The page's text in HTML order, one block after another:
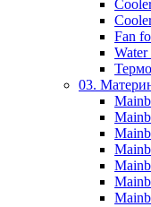
Fan
Water
03.